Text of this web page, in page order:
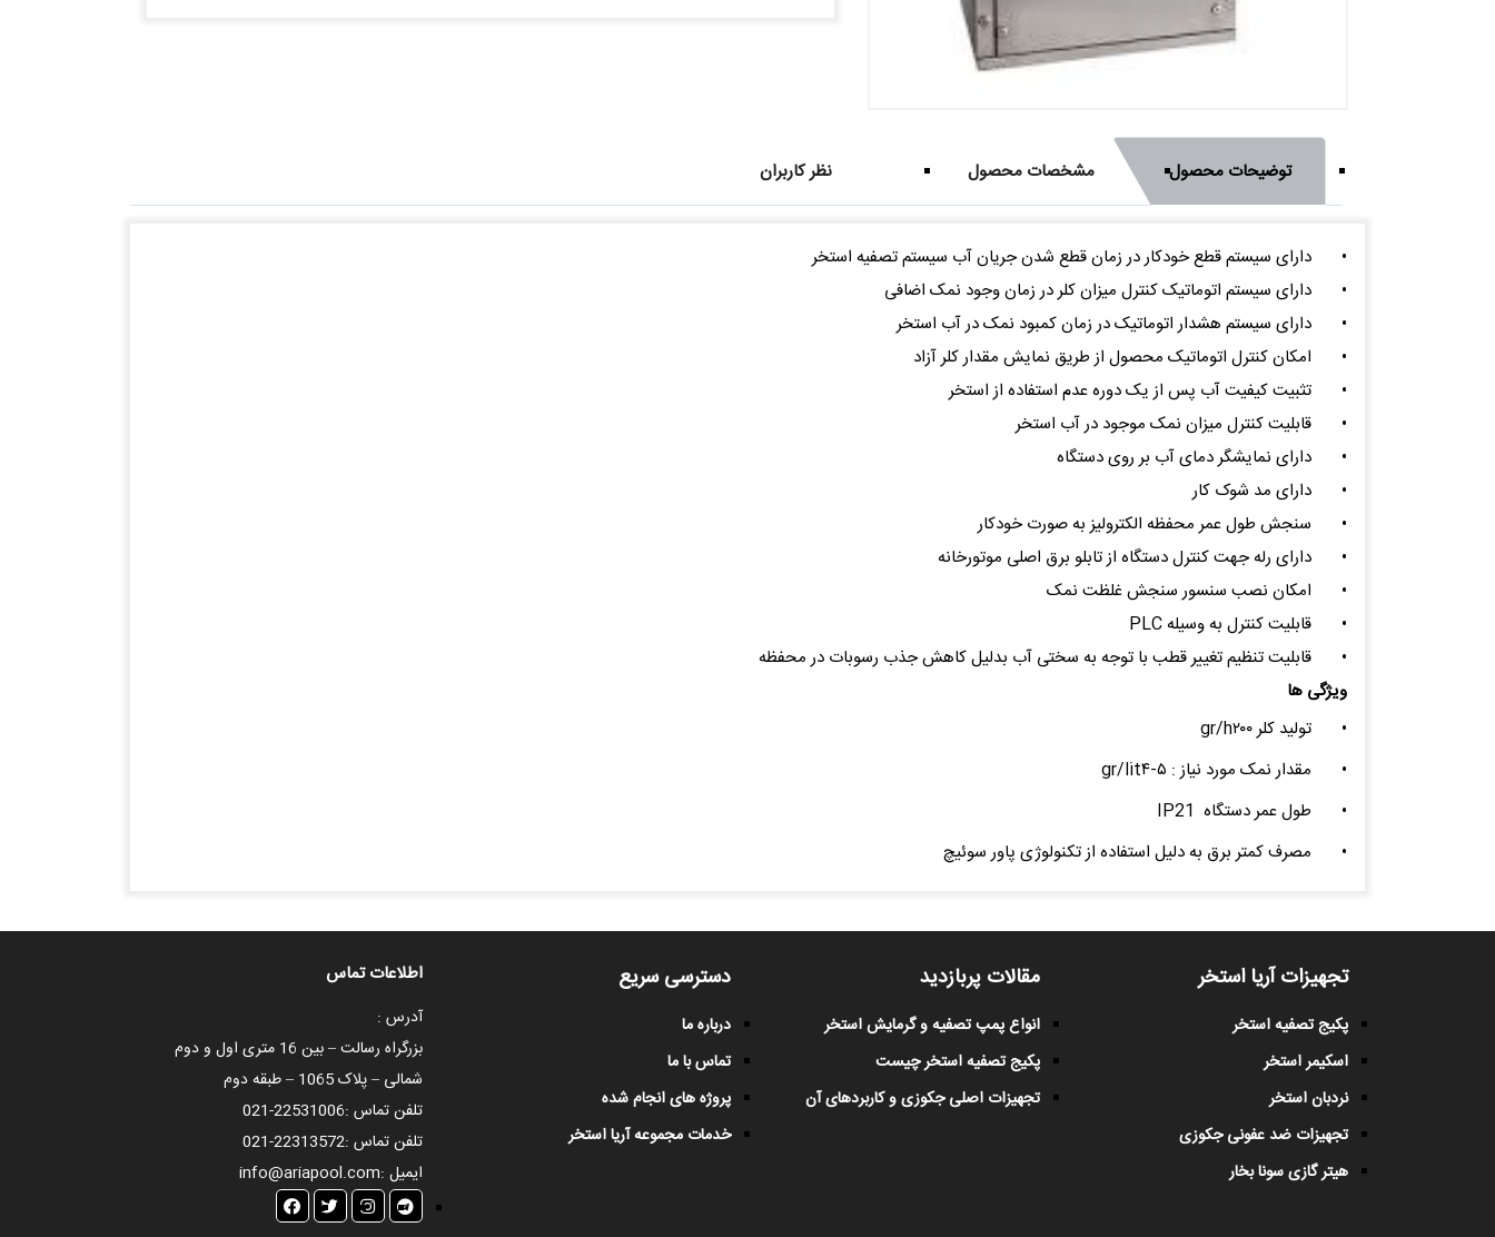
توضیحات محصول مشخصات محصول نظر کاربران
•
دارای سیستم قطع خودکار در زمان قطع شدن جریان آب سیستم تصفیه استخر
•
دارای سیستم اتوماتیک کنترل میزان کلر در زمان وجود نمک اضافی
•
دارای سیستم هشدار اتوماتیک در زمان کمبود نمک در آب استخر
•
امکان کنترل اتوماتیک محصول از طریق نمایش مقدار کلر آزاد
•
تثبیت کیفیت آب پس از یک دوره عدم استفاده از استخر
•
قابلیت کنترل میزان نمک موجود در آب استخر
•
دارای نمایشگر دمای آب بر روی دستگاه
•
دارای مد شوک کار
•
سنجش طول عمر محفظه الکترولیز به صورت خودکار
•
دارای رله جهت کنترل دستگاه از تابلو برق اصلی موتورخانه
•
امکان نصب سنسور سنجش غلظت نمک
•
قابلیت کنترل به وسیله PLC
•
قابلیت تنظیم تغییر قطب با توجه به سختی آب بدلیل کاهش جذب رسوبات در محفظه
ویژگی ها
•
تولید کلر gr/h۲۰۰
•
مقدار نمک مورد نیاز : gr/lit۴-۵
•
طول عمر دستگاه IP21
•
مصرف کمتر برق به دلیل استفاده از تکنولوژی پاور سوئیچ
تجهیزات آریا استخر
پکیج تصفیه استخر
اسکیمر استخر
نردبان استخر
تجهیزات ضد عفونی جکوزی
هیتر گازی سونا بخار
مقالات پربازدید
انواع پمپ تصفیه و گرمایش استخر
پکیج تصفیه استخر چیست
تجهیزات اصلی جکوزی و کاربردهای آن
دسترسی سریع
درباره ما
تماس با ما
پروژه های انجام شده
خدمات مجموعه آریا استخر
اطلاعات تماس
آدرس :
بزرگراه رسالت – بین 16 متری اول و دوم
شمالی – پلاک 1065 – طبقه دوم
تلفن تماس :021-22531006
تلفن تماس :021-22313572
ایمیل :info@ariapool.com